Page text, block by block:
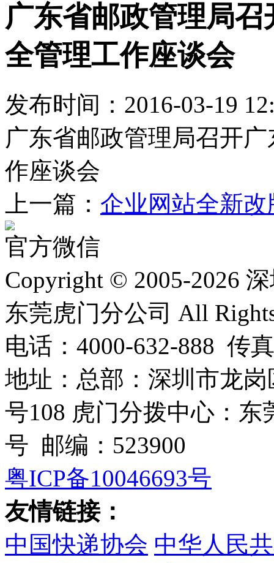
广东省邮政管理局
全管理工作座谈会
发布时间：2016-03-19
广东省邮政管理局召开
作座谈会
上一篇： 企业网站全新改
官方微信
Copyright © 2005-2026
东莞虎门分公司 All
电话：4000-632-888 传
地址：总部：深圳市龙
号108 虎门分拨中心：
号 邮编：523900
粤ICP备10046693号
友情链接：
中国快递协会 中华人民